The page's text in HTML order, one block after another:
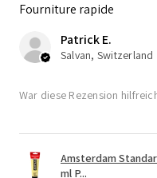
Fourniture rapide
Patrick E.
Salvan, Switzerland
War diese Rezension
Amsterdam
ml P...